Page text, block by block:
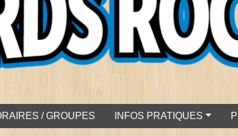
/ GROUPES INFOS PRATIQUES